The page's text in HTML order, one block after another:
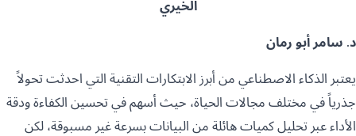
الخيري
د. سامر أبو رمان
يعتبر الذكاء الاصطناعي من أبرز الابتكارات التقنية التي احدثت تحولاً
جذرياً في مختلف مجالات الحياة، حيث أسهم في تحسين الكفاءة ودقة
الأداء عبر تحليل كميات هائلة من البيانات بسرعة غير مسبوقة، لكن